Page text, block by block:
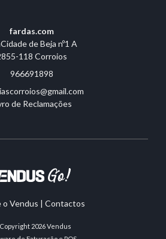
fardas.com
de Beja nº1 A
118 Corroios
966691898
de Reclamações
o Vendus | Contactos
2026Vendus